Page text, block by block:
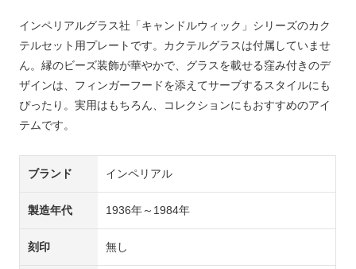
インペリアルグラス社「キャンドルウィック」シリーズのカク
テルセット用プレートです。カクテルグラスは付属していませ
ん。縁のビーズ装飾が華やかで、グラスを載せる窪み付きのデ
ザインは、フィンガーフードを添えてサーブするスタイルにも
ぴったり。実用はもちろん、コレクションにもおすすめのアイ
テムです。
ブランド インペリアル
製造年代 1936年～1984年
刻印 無し